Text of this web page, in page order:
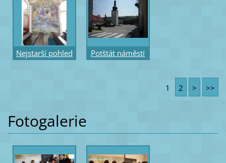
varhany
ochránce
památek
Nejstarší pohled
Potštát náměstí
1 2 > >>
Fotogalerie